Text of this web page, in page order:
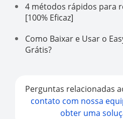
4 métodos rápidos para
[100% Eficaz]
Como Baixar e Usar o
Grátis?
Perguntas relacionadas
contato com nossa
obter uma